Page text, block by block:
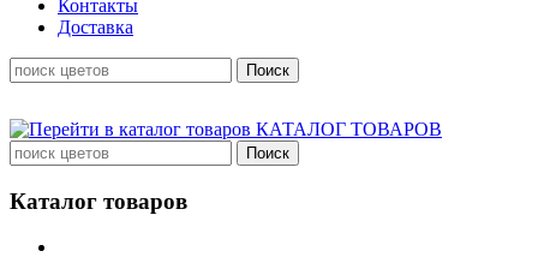
Контакты
Доставка
КАТАЛОГ ТОВАРОВ
Каталог товаров